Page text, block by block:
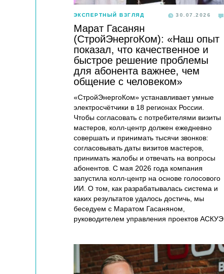
ЭКСПЕРТНЫЙ ВЗГЛЯД 30.07.2026
Марат Гасанян
(СтройЭнергоКом): «Наш опыт
показал, что качественное и
быстрое решение проблемы
для абонента важнее, чем
общение с человеком»
«СтройЭнергоКом» устанавливает умные
электросчётчики в 18 регионах России.
Чтобы согласовать с потребителями визиты
мастеров, колл-центр должен ежедневно
совершать и принимать тысячи звонков:
согласовывать даты визитов мастеров,
принимать жалобы и отвечать на вопросы
абонентов. С мая 2026 года компания
запустила колл-центр на основе голосового
ИИ. О том, как разрабатывалась система и
каких результатов удалось достичь, мы
беседуем с Маратом Гасаняном,
руководителем управления проектов АСКУЭ.